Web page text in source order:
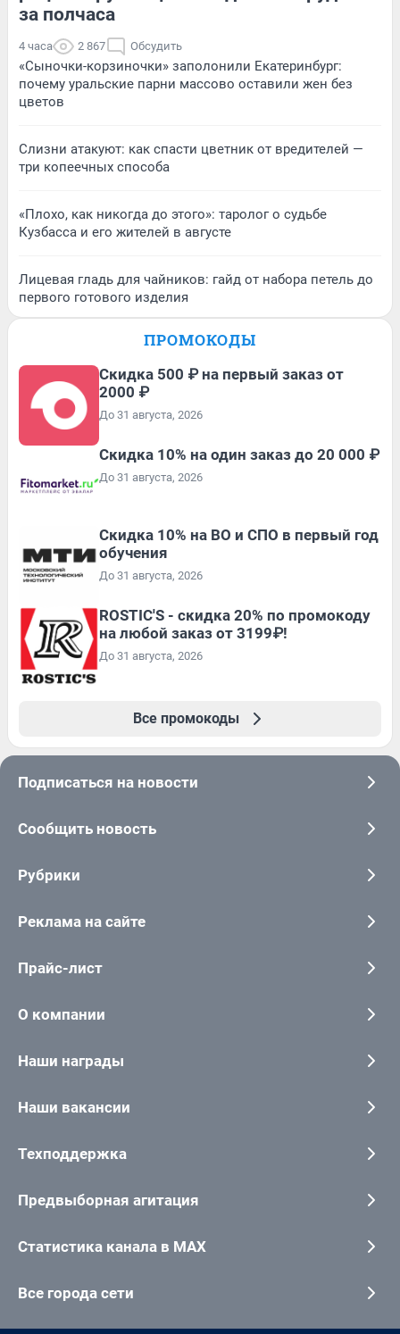
за полчаса
4 часа 2 867 Обсудить
«Сыночки-корзиночки» заполонили Екатеринбург:
почему уральские парни массово оставили жен без
цветов
Слизни атакуют: как спасти цветник от вредителей —
три копеечных способа
«Плохо, как никогда до этого»: таролог о судьбе
Кузбасса и его жителей в августе
Лицевая гладь для чайников: гайд от набора петель до
первого готового изделия
ПРОМОКОДЫ
Скидка 500 ₽ на первый заказ от
2000 ₽
До 31 августа, 2026
Скидка 10% на один заказ до 20 000 ₽
До 31 августа, 2026
Скидка 10% на ВО и СПО в первый год
обучения
До 31 августа, 2026
ROSTIC'S - скидка 20% по промокоду
на любой заказ от 3199₽!
До 31 августа, 2026
Все промокоды
Подписаться на новости
Сообщить новость
Рубрики
Реклама на сайте
Прайс-лист
О компании
Наши награды
Наши вакансии
Техподдержка
Предвыборная агитация
Статистика канала в MAX
Все города сети